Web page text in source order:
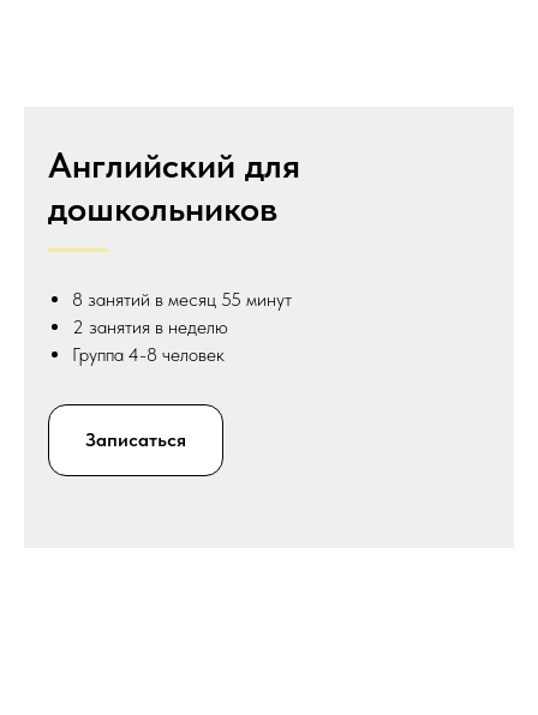
Английский для
дошкольников
8 занятий в месяц 55 минут
2 занятия в неделю
Группа 4-8 человек
Записаться